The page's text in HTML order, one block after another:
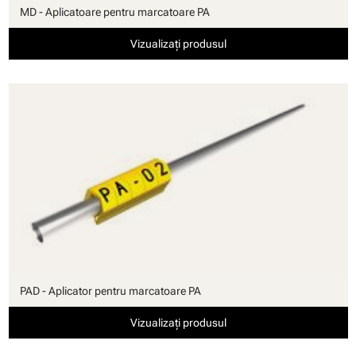
MD - Aplicatoare pentru marcatoare PA
Vizualizați produsul
PAD - Aplicator pentru marcatoare PA
Vizualizați produsul